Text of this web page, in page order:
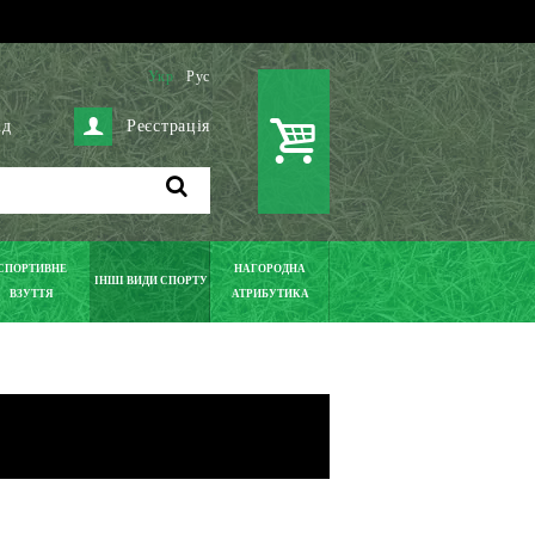
Укр Рус
Реєстрація
ВЗУТТЯ
ІНШІ ВИДИ СПОРТУ
НАГОРОДНА
АТРИБУТИКА